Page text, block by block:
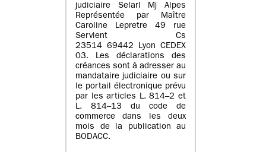
judiciaire Selarl Mj Alpes
Représentée par Maître
Caroline Lepretre 49 rue
Servient Cs
23514 69442 Lyon CEDEX
03. Les déclarations des
créances sont à adresser au
mandataire judiciaire ou sur
le portail électronique prévu
par les articles L. 814–2 et
L. 814–13 du code de
commerce dans les deux
mois de la publication au
BODACC.